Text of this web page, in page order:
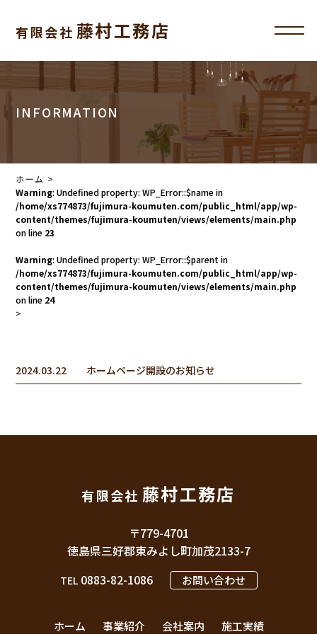
有限会社 藤村工務店
INFORMATION
ホーム >
Warning: Undefined property: WP_Error::$name in
/home/xs774873/fujimura-koumuten.com/public_html/app/wp-
content/themes/fujimura-koumuten/views/elements/main.php
on line 23
Warning: Undefined property: WP_Error::$parent in
/home/xs774873/fujimura-koumuten.com/public_html/app/wp-
content/themes/fujimura-koumuten/views/elements/main.php
on line 24
>
2024.03.22 ホームページ開設のお知らせ
有限会社 藤村工務店
〒779-4701
徳島県三好郡東みよし町加茂2133-7
TEL 0883-82-1086 お問い合わせ
ホーム 事業紹介 会社案内 施工実績